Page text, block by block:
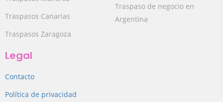
Traspasos Canarias
Traspasos Zaragoza
Traspaso de negocio en
Argentina
Legal
Contacto
Política de privacidad